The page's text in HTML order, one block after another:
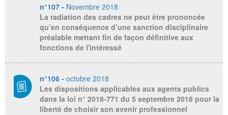
n°107 - Novembre 2018
La radiation des cadres ne peut être prononcée
qu’en conséquence d’une sanction disciplinaire
préalable mettant fin de façon définitive aux
fonctions de l'intéressé
n°106 - octobre 2018
Les dispositions applicables aux agents publics
dans la loi n° 2018-771 du 5 septembre 2018 pour la
liberté de choisir son avenir professionnel